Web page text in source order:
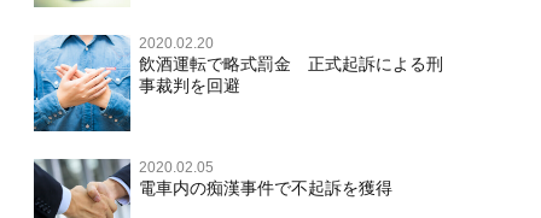
2020.02.20
飲酒運転で略式罰金 正式起訴による刑
事裁判を回避
2020.02.05
電車内の痴漢事件で不起訴を獲得